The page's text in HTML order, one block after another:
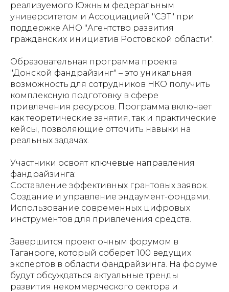
реализуемого Южным федеральным
университетом и Ассоциацией "СЭТ" при
поддержке АНО "Агентство развития
гражданских инициатив Ростовской области".
Образовательная программа проекта
"Донской фандрайзинг" – это уникальная
возможность для сотрудников НКО получить
комплексную подготовку в сфере
привлечения ресурсов. Программа включает
как теоретические занятия, так и практические
кейсы, позволяющие отточить навыки на
реальных задачах.
Участники освоят ключевые направления
фандрайзинга:
Составление эффективных грантовых заявок.
Создание и управление эндаумент-фондами.
Использование современных цифровых
инструментов для привлечения средств.
Завершится проект очным форумом в
Таганроге, который соберет 100 ведущих
экспертов в области фандрайзинга. На форуме
будут обсуждаться актуальные тренды
развития некоммерческого сектора и